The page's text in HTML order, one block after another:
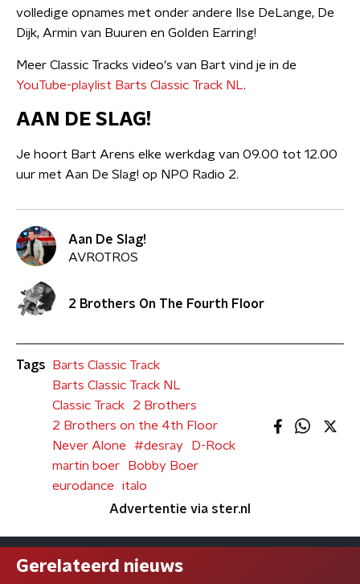
volledige opnames met onder andere Ilse DeLange, De
Dijk, Armin van Buuren en Golden Earring!
Meer Classic Tracks video's van Bart vind je in de
YouTube-playlist Barts Classic Track NL.
AAN DE SLAG!
Je hoort Bart Arens elke werkdag van 09.00 tot 12.00
uur met Aan De Slag! op NPO Radio 2.
Aan De Slag!
AVROTROS
2 Brothers On The Fourth Floor
Tags
Barts Classic Track
Barts Classic Track NL
Classic Track
2 Brothers
2 Brothers on the 4th Floor
Never Alone
#desray
D-Rock
martin boer
Bobby Boer
eurodance
italo
Advertentie via ster.nl
Gerelateerd nieuws